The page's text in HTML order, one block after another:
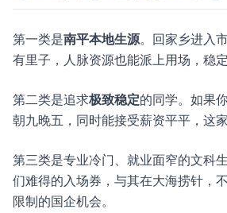
第一类是南平本地生源。回家乡进入
有里子，人脉资源也能派上用场，稳定
第二类是追求极致稳定的同学。如果
朝九晚五，同时能接受薪资平平，这
第三类是专业冷门、就业面窄的文科
们难得的入场券，与其在大海捞针，
限制的国企机会。